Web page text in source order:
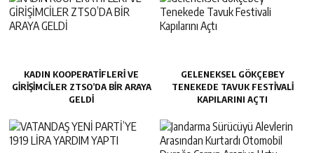
KADIN KOOPERATİFLERİ VE
GİRİŞİMCİLER ZTSO’DA BİR ARAYA
GELDİ
GELENEKSEL GÖKÇEBEY
TENEKEDE TAVUK FESTIVALI
KAPILARINI AÇTI